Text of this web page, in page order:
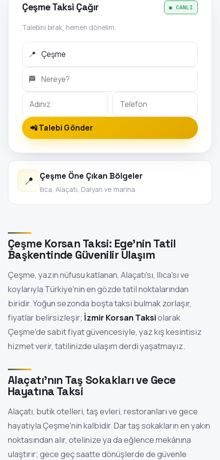
Çeşme Taksi Çağır ● CANLI
Talebini bırak, hemen dönelim.
📍
🏁
📲 Talebi Gönder
📍 Çeşme Öne Çıkan Bölgeler
Ilıca, Alaçatı, Dalyan ve marina
Çeşme Korsan Taksi: Ege'nin Tatil
Başkentinde Güvenilir Ulaşım
Çeşme, yazın nüfusu katlanan, Alaçatı'sı, Ilıca'sı ve
koylarıyla Türkiye'nin en gözde tatil noktalarından
biridir. Yoğun sezonda boşta taksi bulmak zorlaşır,
fiyatlar belirsizleşir; İzmir Korsan Taksiolarak
Çeşme'de sabit fiyat güvencesiyle, yaz kış kesintisiz
hizmet verir, tatilinizde ulaşım derdi yaşatmayız.
Alaçatı'nın Taş Sokakları ve Gece
Hayatına Taksi
Alaçatı, butik otelleri, taş evleri, restoranları ve gece
hayatıyla Çeşme'nin kalbidir. Dar taş sokakların en yakın
noktasından alır, otelinize ya da eğlence mekânına
ulaştırır; gece geç saatte dönüşlerde de güvenle